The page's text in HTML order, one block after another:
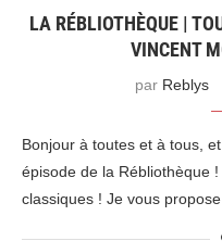
LA RÉBLIOTHÈQUE |
VINCENT
par Reblys
Bonjour à toutes et à tous,
épisode de la Rébliothèque
classiques ! Je vous